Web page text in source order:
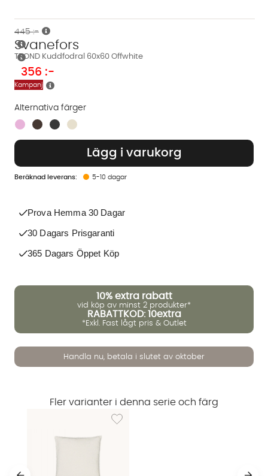
TROND Kuddfodral 60x60 Offwhite
Svanefors
356 :-
445 :-
Kampanj
Lägg i varukorg
5-10 dagar
Alternativa färger
Finns även i dessa färger:
Prova Hemma 30 Dagar
30 Dagars Prisgaranti
365 Dagars Öppet Köp
10% extra rabatt
vid köp av minst 2 produkter*
RABATTKOD: 10extra
*Exkl. Fast lågt pris & Outlet
Handla nu, betala i slutet av oktober
Fler varianter i denna serie och färg
Lägg till i önskelista: TROND Kuddfodral